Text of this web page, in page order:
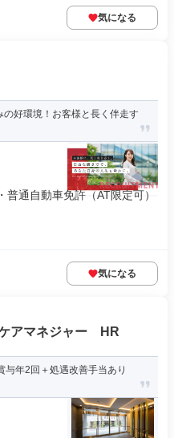
気になる
好環境！お客様と長く伴走す
通自動車免許（AT限定可）
気になる
アマネジャー HR
与年2回＋処遇改善手当あり